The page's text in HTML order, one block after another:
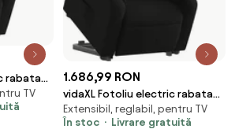
rabatabil
TV
1.686,99 RON
vidaXL Fotoliu electric rabatabil
cu ridicare, negru, textil
Extensibil, reglabil, pentru TV
În stoc
Livrare gratuită